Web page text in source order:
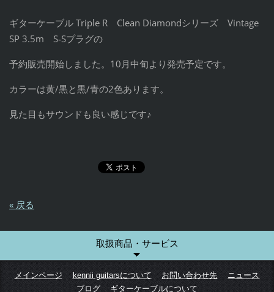
ギターケーブル Triple R Clean Diamondシリーズ Vintage
SP 3.5m S-Sプラグの
予約販売開始しました。10月中旬より発売予定です。
カラーは黄/黒と黒/青の2色あります。
見た目もサウンドも良い感じです♪
« 戻る
取扱商品・サービス
メインページ kennii guitarsについて お問い合わせ先
ニュース
ブログ
ギターケーブルについて